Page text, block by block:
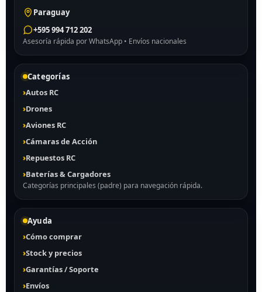
Paraguay
+595 994 712 202
Asesoría rápida por WhatsApp • Envíos nacionales
Categorías
Autos RC
Drones
Aviones RC
Cámaras de Acción
Repuestos RC
Baterías & Cargadores
Categorías principales (padre) para navegación rápida.
Ayuda
Cómo comprar
Stock y precios
Garantías / Soporte
Envíos